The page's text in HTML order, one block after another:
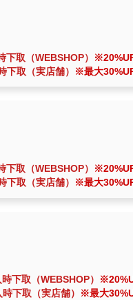
下取（WEBSHOP）
下取（実店舗）
※最大
下取（WEBSHOP）
下取（実店舗）
※最大
下取（WEBSHOP）
下取（実店舗）
※最大